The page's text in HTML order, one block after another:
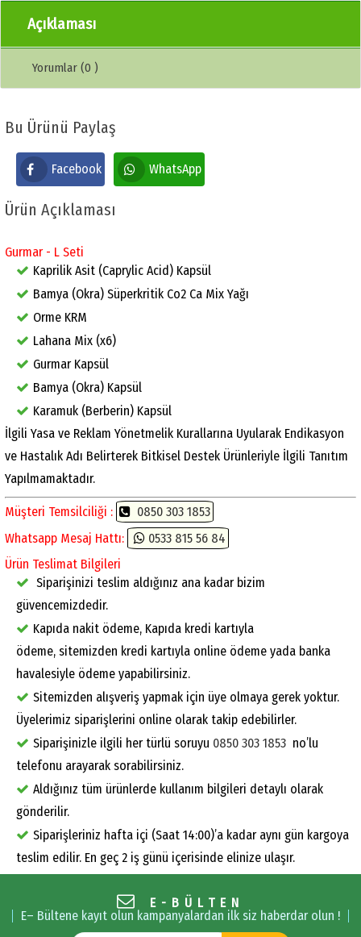
Açıklaması
Yorumlar (0 )
Bu Ürünü Paylaş
Facebook WhatsApp
Ürün Açıklaması
Gurmar - L Seti
Kaprilik Asit (Caprylic Acid) Kapsül
Bamya (Okra) Süperkritik Co2 Ca Mix Yağı
Orme KRM
Lahana Mix (x6)
Gurmar Kapsül
Bamya (Okra) Kapsül
Karamuk (Berberin) Kapsül
İlgili Yasa ve Reklam Yönetmelik Kurallarına Uyularak Endikasyon
ve Hastalık Adı Belirterek Bitkisel Destek Ürünleriyle İlgili Tanıtım
Yapılmamaktadır.
Müşteri Temsilciliği :
0850 303 1853
Whatsapp Mesaj Hattı:
0533 815 56 84
Ürün Teslimat Bilgileri
Siparişinizi teslim aldığınız ana kadar bizim
güvencemizdedir.
Kapıda nakit ödeme, Kapıda kredi kartıyla
ödeme, sitemizden kredi kartıyla online ödeme yada banka
havalesiyle ödeme yapabilirsiniz.
Sitemizden alışveriş yapmak için üye olmaya gerek yoktur.
Üyelerimiz siparişlerini online olarak takip edebilirler.
Siparişinizle ilgili her türlü soruyu 0850 303 1853 no’lu
telefonu arayarak sorabilirsiniz.
Aldığınız tüm ürünlerde kullanım bilgileri detaylı olarak
gönderilir.
Siparişleriniz hafta içi (Saat 14:00)’a kadar aynı gün kargoya
teslim edilir. En geç 2 iş günü içerisinde elinize ulaşır.
E-BÜLTEN
E– Bültene kayıt olun kampanyalardan ilk siz haberdar olun !